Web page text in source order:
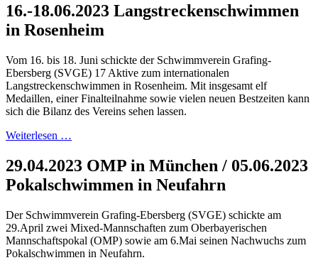
16.-18.06.2023 Langstreckenschwimmen
in Rosenheim
Vom 16. bis 18. Juni schickte der Schwimmverein Grafing-
Ebersberg (SVGE) 17 Aktive zum internationalen
Langstreckenschwimmen in Rosenheim. Mit insgesamt elf
Medaillen, einer Finalteilnahme sowie vielen neuen Bestzeiten kann
sich die Bilanz des Vereins sehen lassen.
Weiterlesen …
29.04.2023 OMP in München / 05.06.2023
Pokalschwimmen in Neufahrn
Der Schwimmverein Grafing-Ebersberg (SVGE) schickte am
29.April zwei Mixed-Mannschaften zum Oberbayerischen
Mannschaftspokal (OMP) sowie am 6.Mai seinen Nachwuchs zum
Pokalschwimmen in Neufahrn.